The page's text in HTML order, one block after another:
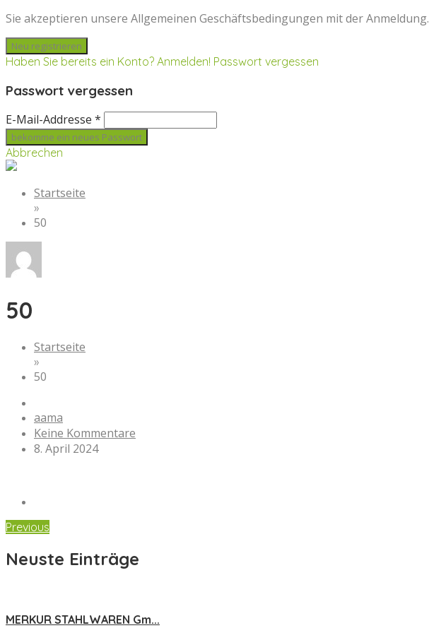
Sie akzeptieren unsere Allgemeinen Geschäftsbedingungen mit der Anmeldung.
Haben Sie bereits ein Konto? Anmelden! Passwort vergessen
Passwort vergessen
E-Mail-Addresse *
Abbrechen
Startseite
»
50
50
Startseite
»
50
aama
Keine Kommentare
8. April 2024
Previous
Neuste Einträge
MERKUR STAHLWAREN Gm...